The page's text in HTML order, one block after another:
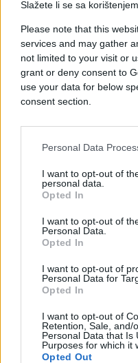
Slažete li se sa
Please note that this
services and may gather
not limited to your visit or
grant or deny consent to
use your data for below
consent section.
Personal Data
I want to opt-out of
personal data.
Opted In
I want to opt-out of
Personal Data.
Opted In
I want to opt-out of
Personal Data for
Opted In
I want to opt-out of
Retention, Sale, and/
Personal Data that Is
Purposes for which it
Opted Out
5. ISPREKIDAN SAN
Kvaliteta sna
menstruacije. Za to
nesanica, mučnine i
smo u tim danima
Prema nekim
posto žena ima
dana prije
Iako su promjene u
ignorirati.
#žene
#menstruacija